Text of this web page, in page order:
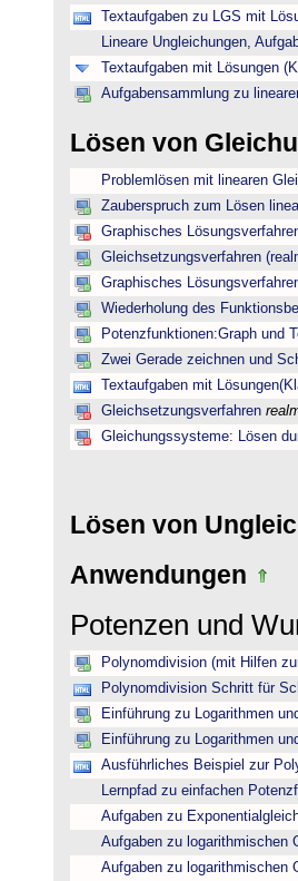
Textaufgaben zu LGS mit
Lineare Ungleichungen,
Textaufgaben mit Lösungen
Aufgabensammlung zu
Lösen von
Problemlösen mit linearen
Zauberspruch zum Lösen
Graphisches
Gleichsetzungsverfahren
Graphisches
Wiederholung des
Potenzfunktionen:Graph und
Zwei Gerade zeichnen und
Textaufgaben mit
Gleichsetzungsverfahren
Gleichungssysteme: Lösen
Lösen von
Anwendungen
Potenzen und
Polynomdivision (mit Hilfen
Polynomdivision Schritt für
Einführung zu Logarithmen
Einführung zu Logarithmen
Ausführliches Beispiel zur
Lernpfad zu einfachen
Aufgaben zu
Aufgaben zu logarithmischen
Aufgaben zu logarithmischen